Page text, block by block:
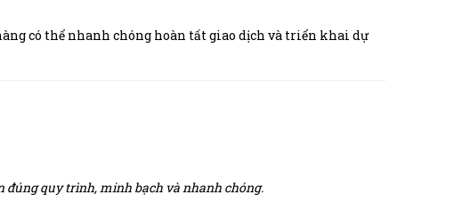
có thể nhanh chóng hoàn tất giao dịch và triển khai dự
đúng quy trình, minh bạch và nhanh chóng.